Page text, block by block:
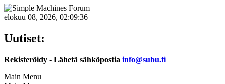
elokuu 08, 2026, 02:09:36
Uutiset:
Rekisteröidy - Lähetä sähköpostia info@subu.fi
Main Menu